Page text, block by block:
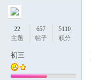
22
主题
657
帖子
5110
积分
初三